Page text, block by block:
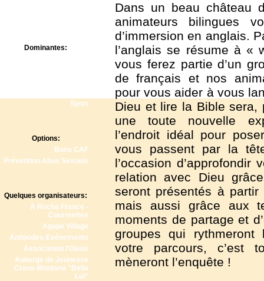
Dominantes:
Sport
Options:
Bons CAF
Prévention Abus Sexuels
Quelques organisateurs:
A Rocha France -
Courmettes
Agape Village
Antipodes-Evénements
Association l'Oasis
Auberge de Jeunesse
Crans-Montana "Bella
Lui"
Dans un beau château
animateurs bilingues
d’immersion en anglais.
l’anglais se résume à «
vous ferez partie d’un
de français et nos
pour vous aider à vous
Dieu et lire la Bible sera,
une toute nouvelle
l’endroit idéal pour
vous passent par la
l’occasion d’approfondir
relation avec Dieu
seront présentés à
mais aussi grâce aux
moments de partage et
groupes qui rythmeront
votre parcours, c’est
mèneront l’enquête !